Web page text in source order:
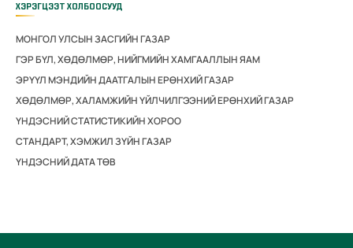
ХЭРЭГЦЭЭТ ХОЛБООСУУД
МОНГОЛ УЛСЫН ЗАСГИЙН ГАЗАР
ГЭР БҮЛ, ХӨДӨЛМӨР, НИЙГМИЙН ХАМГААЛЛЫН ЯАМ
ЭРҮҮЛ МЭНДИЙН ДААТГАЛЫН ЕРӨНХИЙ ГАЗАР
ХӨДӨЛМӨР, ХАЛАМЖИЙН ҮЙЛЧИЛГЭЭНИЙ ЕРӨНХИЙ ГАЗАР
ҮНДЭСНИЙ СТАТИСТИКИЙН ХОРОО
СТАНДАРТ, ХЭМЖИЛ ЗҮЙН ГАЗАР
ҮНДЭСНИЙ ДАТА ТӨВ